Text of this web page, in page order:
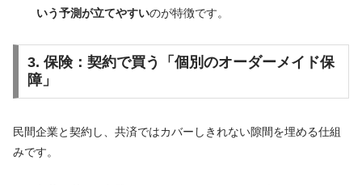
いう予測が立てやすいのが特徴です。
3. 保険：契約で買う「個別のオーダーメイド保
障」
民間企業と契約し、共済ではカバーしきれない隙間を埋める仕組
みです。